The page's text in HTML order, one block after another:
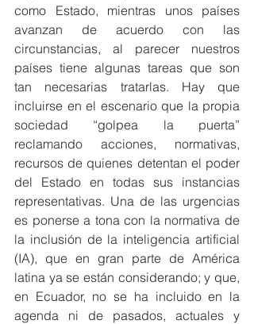
como Estado, mientras unos países
avanzan de acuerdo con las
circunstancias, al parecer nuestros
países tiene algunas tareas que son
tan necesarias tratarlas. Hay que
incluirse en el escenario que la propia
sociedad “golpea la puerta”
reclamando acciones, normativas,
recursos de quienes detentan el poder
del Estado en todas sus instancias
representativas. Una de las urgencias
es ponerse a tona con la normativa de
la inclusión de la inteligencia artificial
(IA), que en gran parte de América
latina ya se están considerando; y que,
en Ecuador, no se ha incluido en la
agenda ni de pasados, actuales y